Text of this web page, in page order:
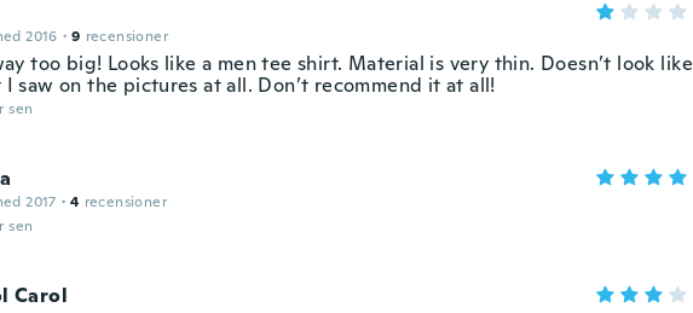
2016 · 9 recensioner
too big! Looks like a men tee shirt. Material is very thin. Doesn’t look like
I saw on the pictures at all. Don’t recommend it at all!
sen
2017 · 4 recensioner
sen
Carol